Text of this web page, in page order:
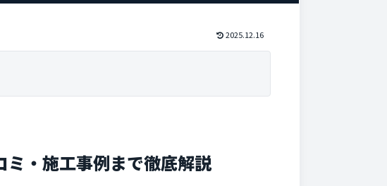
2025.12.16
・施工事例まで徹底解説